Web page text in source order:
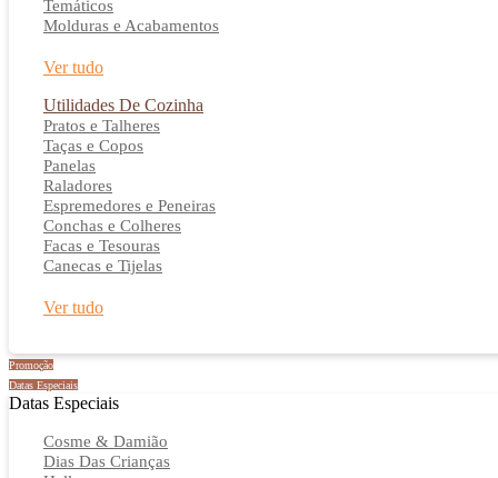
Temáticos
Molduras e Acabamentos
Ver tudo
Utilidades De Cozinha
Pratos e Talheres
Taças e Copos
Panelas
Raladores
Espremedores e Peneiras
Conchas e Colheres
Facas e Tesouras
Canecas e Tijelas
Ver tudo
Promoção
Datas Especiais
Datas Especiais
Cosme & Damião
Dias Das Crianças